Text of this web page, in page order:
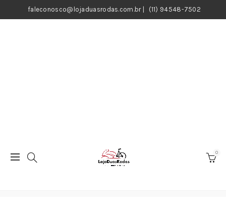
faleconosco@lojaduasrodas.com.br| (11) 94548-7502
0